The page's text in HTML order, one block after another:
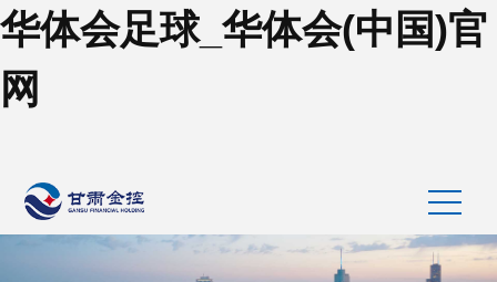
华体会足球_华体会(中国)官
网